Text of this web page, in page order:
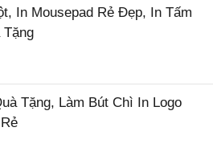
In Mousepad Rẻ Đẹp, In Tấm
Tặng
Tặng, Làm Bút Chì In Logo